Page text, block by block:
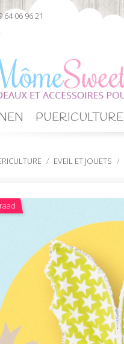
64 06 96 21
PUERICULTURE
EVEIL ET JOUETS